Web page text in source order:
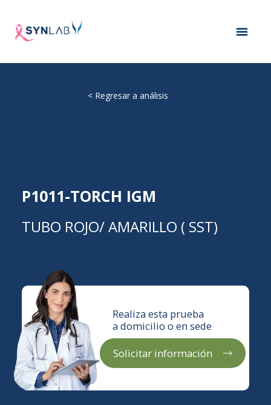
< Regresar a análisis
P1011-TORCH IGM
TUBO ROJO/ AMARILLO ( SST)
Realiza esta prueba
a domicilio o en sede
Solicitar información